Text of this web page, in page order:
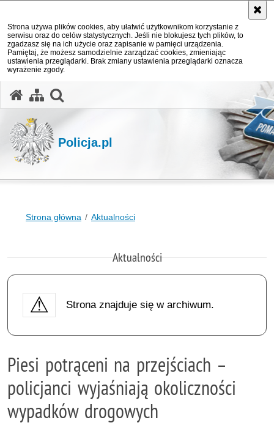
Strona używa plików cookies, aby ułatwić użytkownikom korzystanie z
serwisu oraz do celów statystycznych. Jeśli nie blokujesz tych plików, to
zgadzasz się na ich użycie oraz zapisanie w pamięci urządzenia.
Pamiętaj, że możesz samodzielnie zarządzać cookies, zmieniając
ustawienia przeglądarki. Brak zmiany ustawienia przeglądarki oznacza
wyrażenie zgody.
Policja.pl
Strona główna Aktualności
Aktualności
Strona znajduje się w archiwum.
Piesi potrąceni na przejściach –
policjanci wyjaśniają okoliczności
wypadków drogowych